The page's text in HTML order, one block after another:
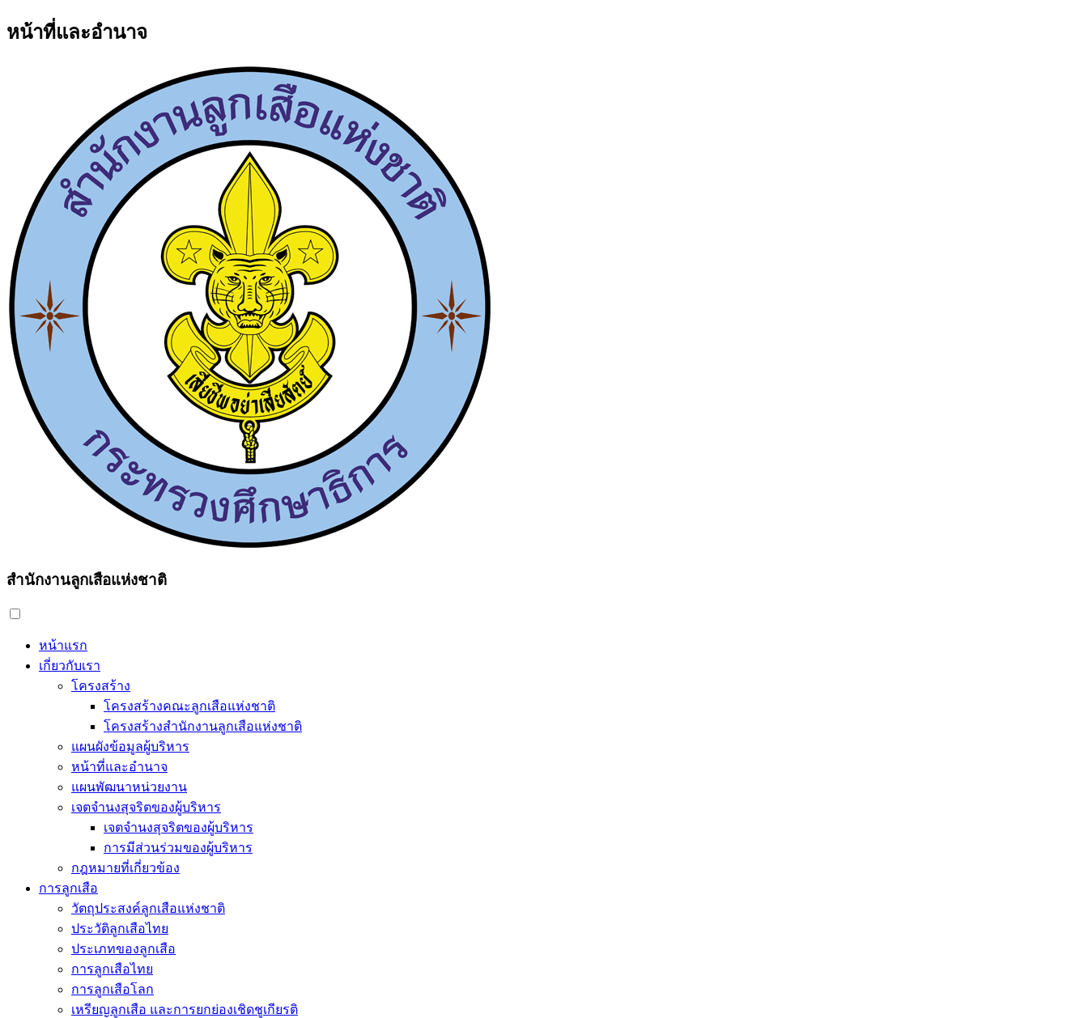
หน้าที่และอำนาจ
สำนักงานลูกเสือแห่งชาติ
หน้าแรก
เกี่ยวกับเรา
โครงสร้าง
โครงสร้างคณะลูกเสือแห่งชาติ
โครงสร้างสำนักงานลูกเสือแห่งชาติ
แผนผังข้อมูลผู้บริหาร
หน้าที่และอำนาจ
แผนพัฒนาหน่วยงาน
เจตจำนงสุจริตของผู้บริหาร
เจตจำนงสุจริตของผู้บริหาร
การมีส่วนร่วมของผู้บริหาร
กฎหมายที่เกี่ยวข้อง
การลูกเสือ
วัตถุประสงค์ลูกเสือแห่งชาติ
ประวัติลูกเสือไทย
ประเภทของลูกเสือ
การลูกเสือไทย
การลูกเสือโลก
เหรียญลูกเสือ และการยกย่องเชิดชูเกียรติ